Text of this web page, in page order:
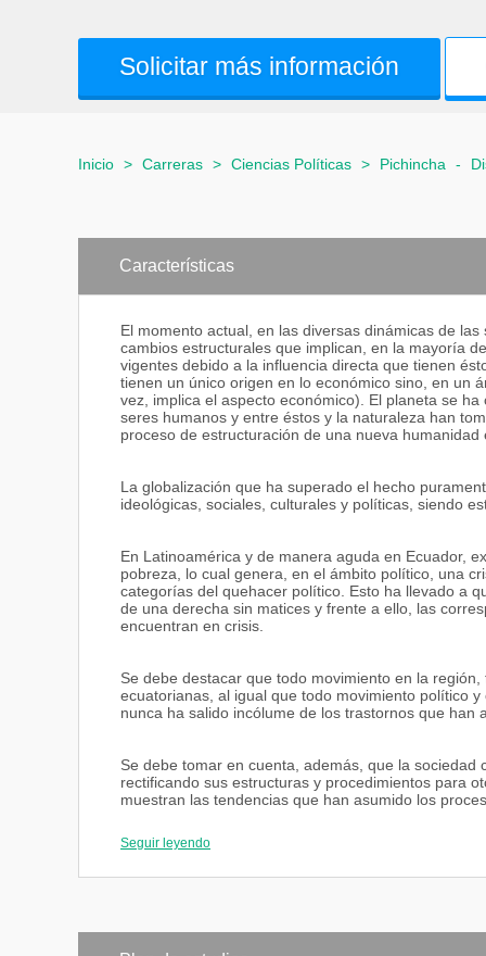
Solicitar más información
Inicio > Carreras > Ciencias Políticas > Pichincha -
Características
El momento actual, en las diversas dinámicas de
cambios estructurales que implican, en la mayoría
vigentes debido a la influencia directa que tienen
tienen un único origen en lo económico sino, en un
vez, implica el aspecto económico). El planeta se
seres humanos y entre éstos y la naturaleza han
proceso de estructuración de una nueva
La globalización que ha superado el hecho
ideológicas, sociales, culturales y políticas, siendo
En Latinoamérica y de manera aguda en Ecuador,
pobreza, lo cual genera, en el ámbito político, una
categorías del quehacer político. Esto ha llevado a
de una derecha sin matices y frente a ello, las
encuentran en crisis.
Se debe destacar que todo movimiento en la
ecuatorianas, al igual que todo movimiento político
nunca ha salido incólume de los trastornos que han
Se debe tomar en cuenta, además, que la
rectificando sus estructuras y procedimientos para
muestran las tendencias que han asumido los
su propia naturaleza, tiene una carga positiva, sin
aparecimiento de líderes con matices totalitarios (en
Seguir leyendo